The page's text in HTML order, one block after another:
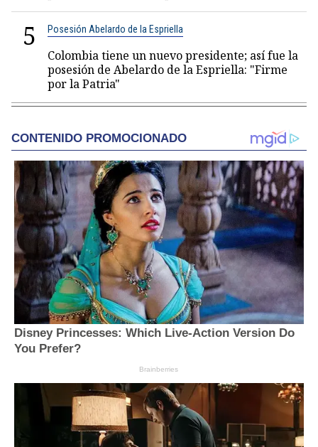
5 Posesión Abelardo de la Espriella
Colombia tiene un nuevo presidente; así fue la
posesión de Abelardo de la Espriella: "Firme
por la Patria"